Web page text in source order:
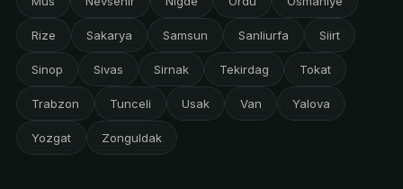
Rize Sakarya Samsun Sanliurfa Siirt
Sinop Sivas Sirnak Tekirdag Tokat
Trabzon Tunceli Usak Van Yalova
Yozgat Zonguldak